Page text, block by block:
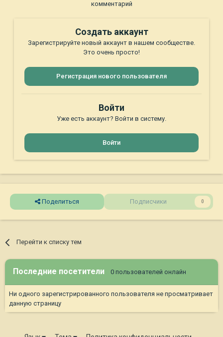
комментарий
Создать аккаунт
Зарегистрируйте новый аккаунт в нашем сообществе.
Это очень просто!
Регистрация нового пользователя
Войти
Уже есть аккаунт? Войти в систему.
Войти
Поделиться Подписчики 0
Перейти к списку тем
Последние посетители 0 пользователей онлайн
Ни одного зарегистрированного пользователя не просматривает
данную страницу